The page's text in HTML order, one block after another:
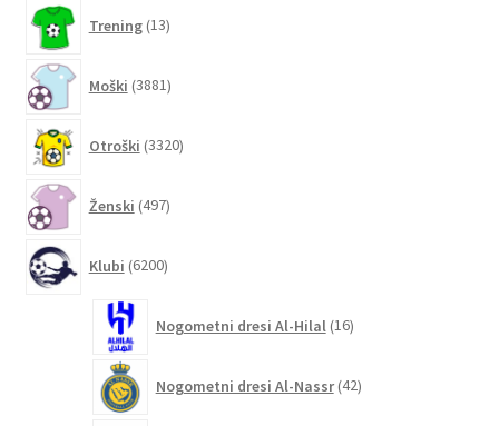
Trening 13izdelkov
Moški 3881izdelkov
Otroški 3320izdelkov
Ženski 497izdelkov
Klubi 6200izdelkov
Nogometni dresi Al-Hilal 16izdelkov
Nogometni dresi Al-Nassr 42izdelkov